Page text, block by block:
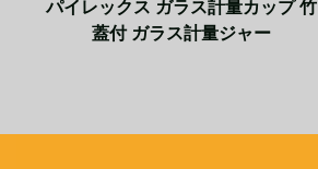
パイレックス ガラス計量カップ 竹
蓋付 ガラス計量ジャー